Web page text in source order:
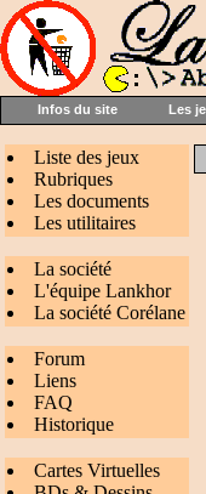
Infos du site Les
Liste des jeux
Rubriques
Les documents
Les utilitaires
La société
L'équipe Lankhor
La société Corélane
Forum
Liens
FAQ
Historique
Cartes Virtuelles